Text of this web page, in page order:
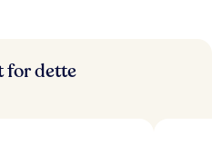
for dette